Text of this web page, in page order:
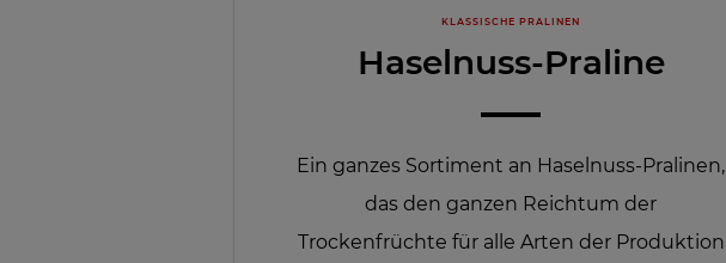
KLASSISCHE PRALINEN
Haselnuss-Praline
Ein ganzes Sortiment an Haselnuss-Pralinen,
das den ganzen Reichtum der
Trockenfrüchte für alle Arten der Produktion